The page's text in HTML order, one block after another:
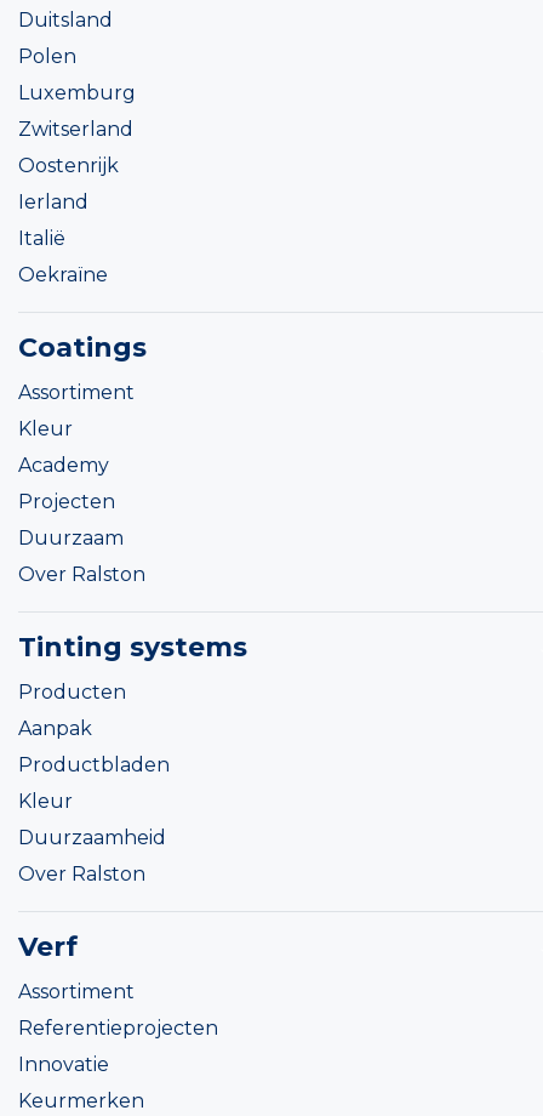
Duitsland
Polen
Luxemburg
Zwitserland
Oostenrijk
Ierland
Italië
Oekraïne
Coatings
Assortiment
Kleur
Academy
Projecten
Duurzaam
Over Ralston
Tinting systems
Producten
Aanpak
Productbladen
Kleur
Duurzaamheid
Over Ralston
Verf
Assortiment
Referentieprojecten
Innovatie
Keurmerken